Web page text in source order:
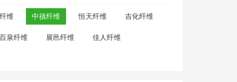
维 中禛纤维 恒天纤维 吉化纤维
百泉纤维 展邑纤维 佳人纤维